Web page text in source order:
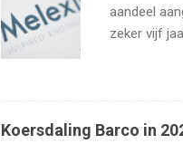
aandeel
zeker vijf
Koersdaling Barco in